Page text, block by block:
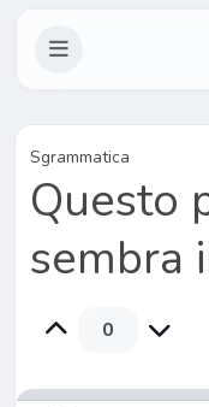
Sgrammatica
Questo
sembra
0